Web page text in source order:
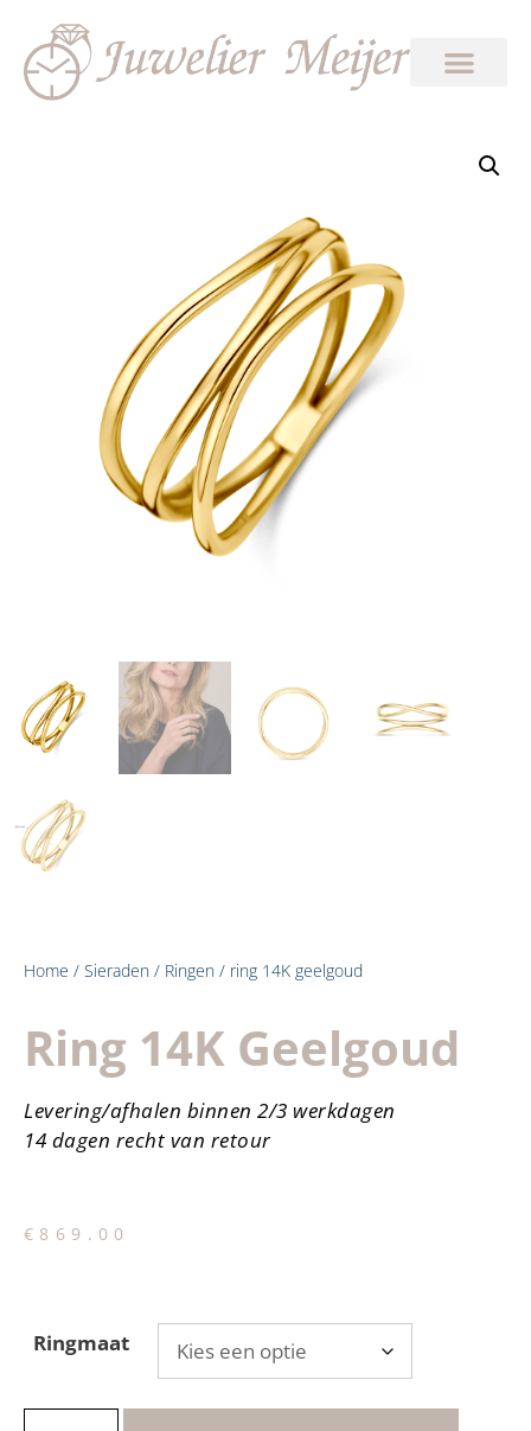
Home / Sieraden / Ringen / ring 14K geelgoud
Ring 14K Geelgoud
Levering/afhalen binnen 2/3 werkdagen
14 dagen recht van retour
€ 869.00
Ringmaat